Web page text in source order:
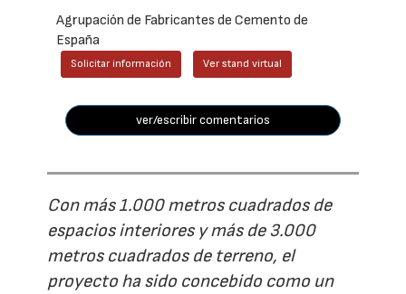
Agrupación de Fabricantes de Cemento de
España
Solicitar información Ver stand virtual
ver/escribir comentarios
Con más 1.000 metros cuadrados de
espacios interiores y más de 3.000
metros cuadrados de terreno, el
proyecto ha sido concebido como un